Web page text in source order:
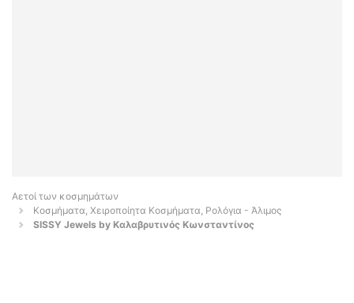
Αετοί των κοσμημάτων
Κοσμήματα, Χειροποίητα Κοσμήματα, Ρολόγια - Άλιμος
SISSY Jewels by Καλαβρυτινός Κωνσταντίνος